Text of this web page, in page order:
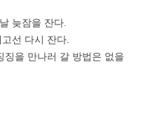
늦잠을 잔다.
선 다시 잔다.
징을 만나러 갈 방법은 없을